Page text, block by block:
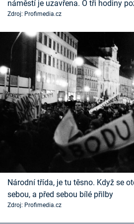
Časopis
Sledujte prima+
Přihlášení
Sledujte nás
náměstí je uzavřena. O tři hodiny
Zdroj: Profimedia.cz
Národní třída, je tu těsno. Když se
sebou, a před sebou bílé přilby
Zdroj: Profimedia.cz